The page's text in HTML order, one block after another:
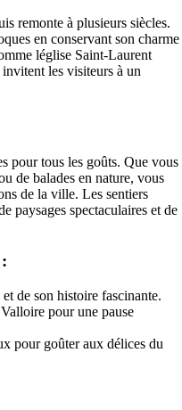
remonte à plusieurs siècles.
en conservant son charme
léglise Saint-Laurent
les visiteurs à un
pour tous les goûts. Que vous
de balades en nature, vous
de la ville. Les sentiers
paysages spectaculaires et de
de son histoire fascinante.
pour une pause
pour goûter aux délices du